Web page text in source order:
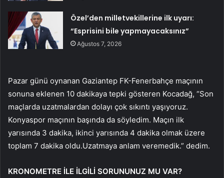
Özel’den milletvekillerine ilk uyarı:
“Esprisini bile yapmayacaksınız”
Ağustos 7, 2026
Pazar günü oynanan Gaziantep FK-Fenerbahçe maçının
sonuna eklenen 10 dakikaya tepki gösteren Kocadağ, “Son
maçlarda uzatmalardan dolayı çok sıkıntı yaşıyoruz.
Konyaspor maçının başında da söyledim. Maçın ilk
yarısında 3 dakika, ikinci yarısında 4 dakika olmak üzere
toplam 7 dakika oldu.Uzatmaya anlam veremedik.” dedim.
KRONOMETRE İLE İLGİLİ SORUNUNUZ MU VAR?